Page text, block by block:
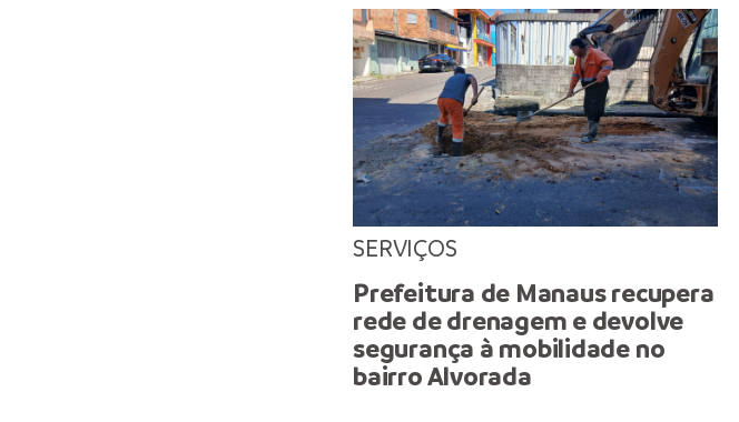
SERVIÇOS
Prefeitura de Manaus recupera
rede de drenagem e devolve
segurança à mobilidade no
bairro Alvorada